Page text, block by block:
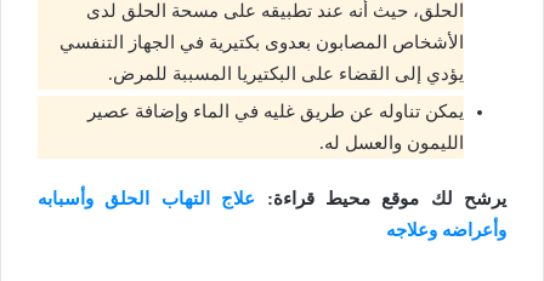
الحلق، حيث أنه عند تطبيقه على مسحة الحلق لدى
الأشخاص المصابون بعدوى بكتيرية في الجهاز التنفسي
يؤدي إلى القضاء على البكتيريا المسببة للمرض.
يمكن تناوله عن طريق غليه في الماء وإضافة عصير
الليمون والعسل له.
يرشح لك موقع محيط قراءة: علاج التهاب الحلق وأسبابه
وأعراضه وعلاجه